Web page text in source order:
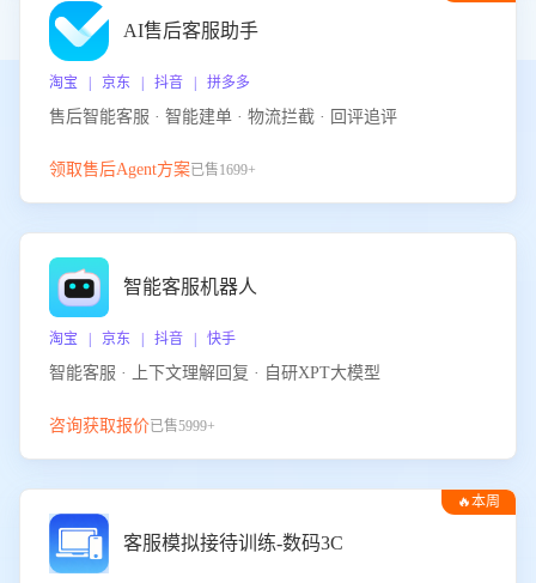
AI售后客服助手
淘宝 | 京东 | 抖音 | 拼多多
售后智能客服 · 智能建单 · 物流拦截 · 回评追评
领取售后Agent方案已售1699+
智能客服机器人
淘宝 | 京东 | 抖音 | 快手
智能客服 · 上下文理解回复 · 自研XPT大模型
咨询获取报价已售5999+
🔥本周
客服模拟接待训练-数码3C